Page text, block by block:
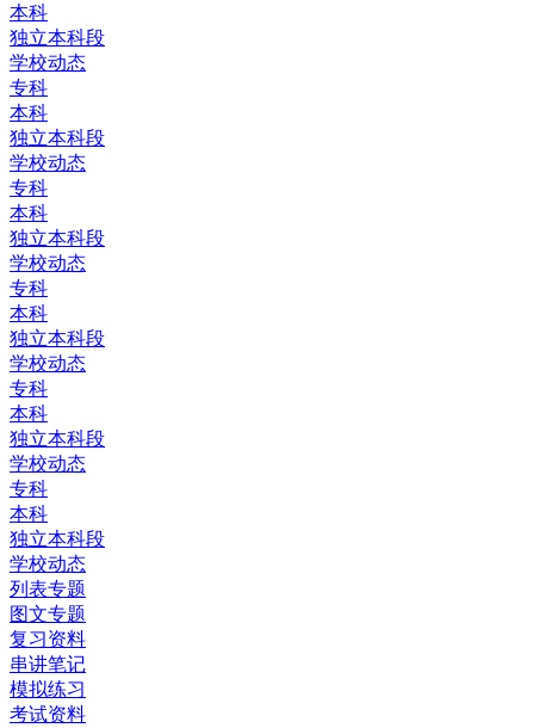
本科
独立本科段
学校动态
专科
本科
独立本科段
学校动态
专科
本科
独立本科段
学校动态
专科
本科
独立本科段
学校动态
专科
本科
独立本科段
学校动态
专科
本科
独立本科段
学校动态
列表专题
图文专题
复习资料
串讲笔记
模拟练习
考试资料